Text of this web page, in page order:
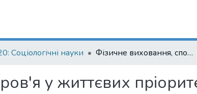
Соціологічні науки Фізичне виховання, спорт та здоров'я у життєвих пріоритетах студентів НаУКМА
у життєвих